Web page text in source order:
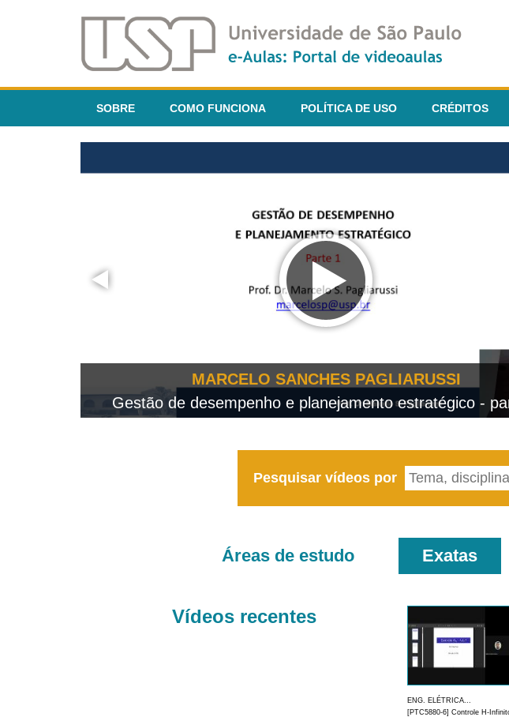
SOBRE COMO FUNCIONA POLÍTICA DE USO CRÉDITOS
MARCELO SANCHES PAGLIARUSSI
Gestão de desempenho e planejamento estratégico -
Pesquisar vídeos por
Áreas de estudo Exatas
Vídeos recentes
ENG. ELÉTRICA...
[PTC5880-6] Controle H-